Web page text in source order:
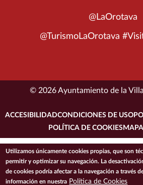
@LaOrotava
@TurismoLaOrotava
© 2026 Ayuntamiento de la
ACCESIBILIDADCONDICIONES DE USO
POLÍTICA DE COOKIES
Utilizamos únicamente cookies propias, que son
permitir y optimizar su navegación. La
de cookies podría afectar a la navegación a través
información en nuestra Política de Cookies